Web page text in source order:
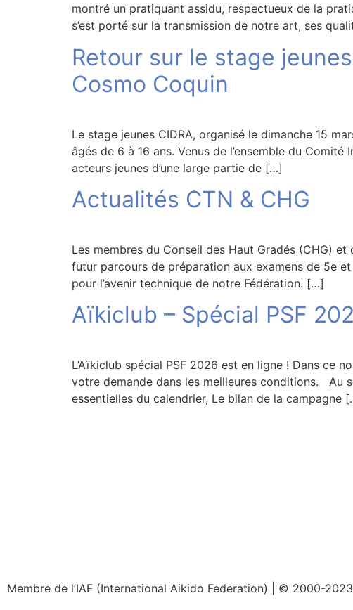
montré un pratiquant assidu, respectueux de la
s’est porté sur la transmission de notre art, ses
Retour sur le stage
Cosmo Coquin
Le stage jeunes CIDRA, organisé le dimanche 15
âgés de 6 à 16 ans. Venus de l’ensemble du
acteurs jeunes d’une large partie de […]
Actualités CTN & CHG
Les membres du Conseil des Haut Gradés (CHG)
futur parcours de préparation aux examens de 5e
pour l’avenir technique de notre Fédération. […]
Aïkiclub – Spécial PSF
L’Aïkiclub spécial PSF 2026 est en ligne ! Dans ce
votre demande dans les meilleures conditions. Au
essentielles du calendrier, Le bilan de la campagne
Membre de l’IAF (International Aikido Federation) © 2000-2023